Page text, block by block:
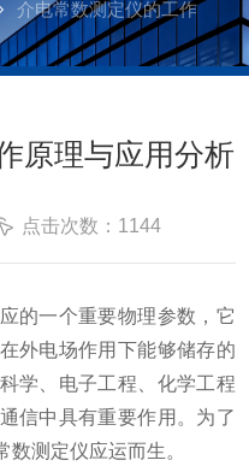
介电常数测定仪的工作
原理与应用分析
点击次数：1144
一个重要物理参数，它
外电场作用下能够储存的
学、电子工程、化学工程
信中具有重要作用。为了
测定仪应运而生。